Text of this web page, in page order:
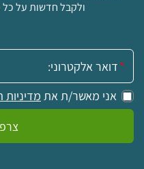
ולקבל חדשות על
אימייל:
אני מאשר/ת את